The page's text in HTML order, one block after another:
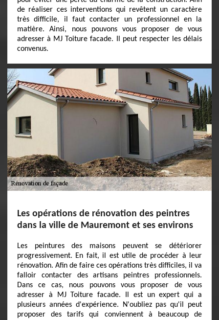
de réaliser ces interventions qui revêtent un caractère
très difficile, il faut contacter un professionnel en la
matière. Ainsi, nous pouvons vous proposer de vous
adresser à MJ Toiture facade. Il peut respecter les délais
convenus.
Les opérations de rénovation des peintres
dans la ville de Mauremont et ses environs
Les peintures des maisons peuvent se détériorer
progressivement. En fait, il est utile de procéder à leur
rénovation. Afin de faire ces opérations très difficiles, il va
falloir contacter des artisans peintres professionnels.
Dans ce cas, nous pouvons vous proposer de vous
adresser à MJ Toiture facade. Il est un expert qui a
plusieurs années d'expérience. N'oubliez pas qu'il peut
proposer des tarifs qui conviennent à beaucoup de